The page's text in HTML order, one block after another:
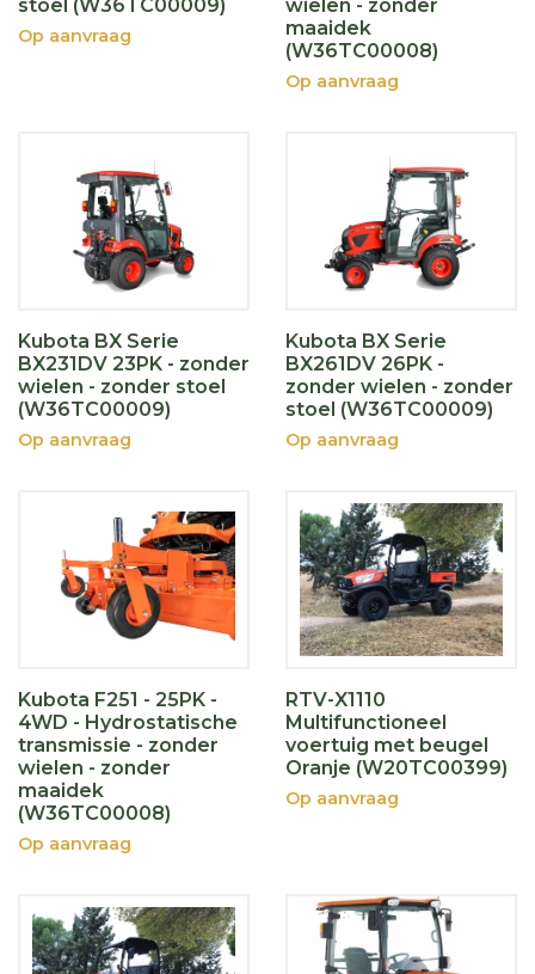
stoel (W36TC00009)
Op aanvraag
wielen - zonder
maaidek
(W36TC00008)
Op aanvraag
Kubota BX Serie
BX231DV 23PK - zonder
wielen - zonder stoel
(W36TC00009)
Op aanvraag
Kubota BX Serie
BX261DV 26PK -
zonder wielen - zonder
stoel (W36TC00009)
Op aanvraag
Kubota F251 - 25PK -
4WD - Hydrostatische
transmissie - zonder
wielen - zonder
maaidek
(W36TC00008)
Op aanvraag
RTV-X1110
Multifunctioneel
voertuig met beugel
Oranje (W20TC00399)
Op aanvraag